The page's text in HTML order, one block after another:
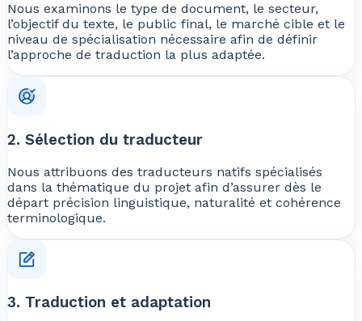
Nous examinons le type de document, le secteur,
l’objectif du texte, le public final, le marché cible et le
niveau de spécialisation nécessaire afin de définir
l’approche de traduction la plus adaptée.
2. Sélection du traducteur
Nous attribuons des traducteurs natifs spécialisés
dans la thématique du projet afin d’assurer dès le
départ précision linguistique, naturalité et cohérence
terminologique.
3. Traduction et adaptation